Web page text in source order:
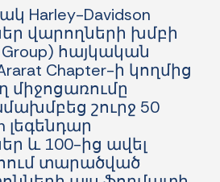
Harley-Davidson
վարողների խմբի
Group) հայկական
Chapter-ի կողմից
միջոցառումը
շուրջ 50
լեգենդար
և 100-ից ավել
տարածված